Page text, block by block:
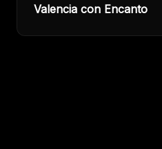
Valencia con Encanto